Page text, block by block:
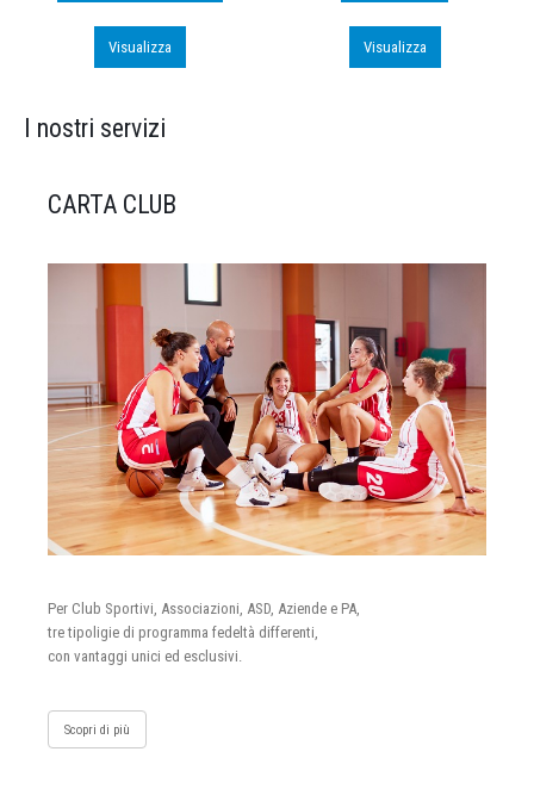
Visualizza Visualizza
I nostri servizi
CARTA CLUB
Per Club Sportivi, Associazioni, ASD, Aziende e PA,
tre tipoligie di programma fedeltà differenti,
con vantaggi unici ed esclusivi.
Scopri di più